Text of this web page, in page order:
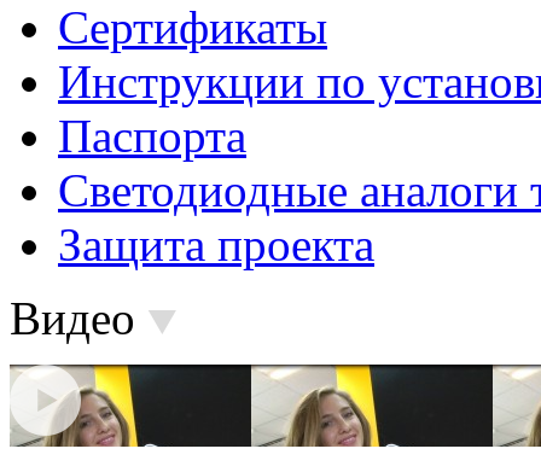
Сертификаты
Инструкции по
Паспорта
Светодиодные аналоги
Защита проекта
Видео